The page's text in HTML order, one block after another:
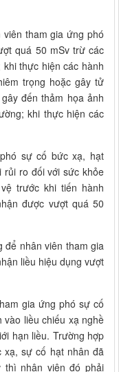
tham gia ứng phó
quá 50 mSv trừ các
thực hiện các hành
trọng hoặc gây tử
đến thảm họa ảnh
khi thực hiện các
sự cố bức xạ, hạt
rủi ro đối với sức khỏe
trước khi tiến hành
được vượt quá 50
để nhân viên tham gia
liều hiệu dụng vượt
gia ứng phó sự cố
liều chiếu xạ nghề
hạn liều. Trường hợp
xạ, sự cố hạt nhân đã
thì nhân viên đó phải